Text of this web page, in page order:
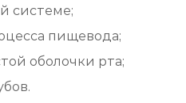
системе;
пищевода;
оболочки рта;